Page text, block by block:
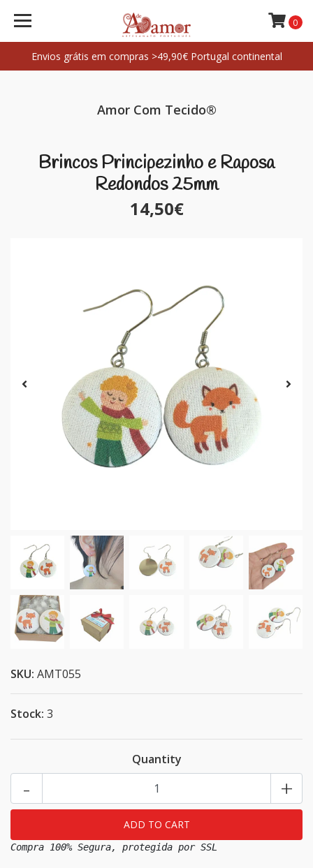
Envios grátis em compras >49,90€ Portugal continental
0
Amor Com Tecido®
Brincos Principezinho e Raposa
Redondos 25mm
14,50€
SKU: AMT055
Stock: 3
Quantity
+
-
Compra 100% Segura, protegida por SSL